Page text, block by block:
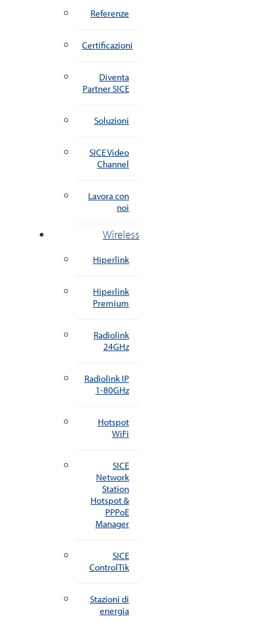
Referenze
Certificazioni
Diventa
Partner SICE
Soluzioni
SICE Video
Channel
Lavora con
noi
Wireless
Hiperlink
Hiperlink
Premium
Radiolink
24GHz
Radiolink IP
1-80GHz
Hotspot
WiFi
SICE
Network
Station
Hotspot &
PPPoE
Manager
SICE
ControlTik
Stazioni di
energia